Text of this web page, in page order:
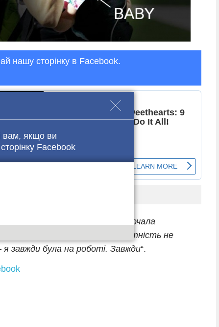
вам, якщо ви
Facebook
нашу сторінку в Facebook.
Я почала
народила двох синів. Вагітність не
я завжди була на роботі. Завжди“.